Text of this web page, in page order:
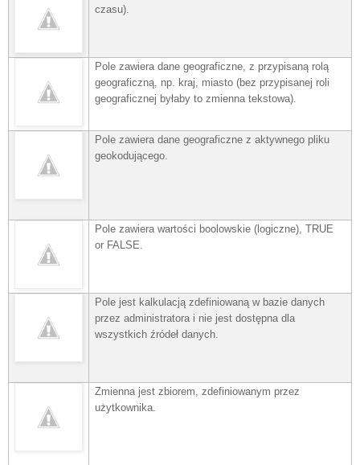
czasu).
Pole zawiera dane geograficzne, z przypisaną rolą
geograficzną, np. kraj, miasto (bez przypisanej roli
geograficznej byłaby to zmienna tekstowa).
Pole zawiera dane geograficzne z aktywnego pliku
geokodującego.
Pole zawiera wartości boolowskie (logiczne), TRUE
or FALSE.
Pole jest kalkulacją zdefiniowaną w bazie danych
przez administratora i nie jest dostępna dla
wszystkich źródeł danych.
Zmienna jest zbiorem, zdefiniowanym przez
użytkownika.